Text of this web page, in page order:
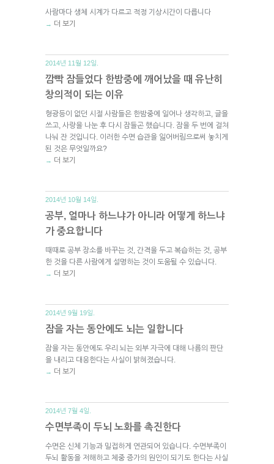
사람마다 생체 시계가 다르고 적정 기상시간이 다릅니다
→ 더 보기
2014년 11월 12일.
깜빡 잠들었다 한밤중에 깨어났을 때 유난히
창의적이 되는 이유
형광등이 없던 시절 사람들은 한밤중에 일어나 생각하고, 글을
쓰고, 사랑을 나눈 후 다시 잠들곤 했습니다. 잠을 두 번에 걸쳐
나눠 잔 것입니다. 이러한 수면 습관을 잃어버림으로써 놓치게
된 것은 무엇일까요?
→ 더 보기
2014년 10월 14일.
공부, 얼마나 하느냐가 아니라 어떻게 하느냐
가 중요합니다
때때로 공부 장소를 바꾸는 것, 간격을 두고 복습하는 것, 공부
한 것을 다른 사람에게 설명하는 것이 도움될 수 있습니다.
→ 더 보기
2014년 9월 19일.
잠을 자는 동안에도 뇌는 일합니다
잠을 자는 동안에도 우리 뇌는 외부 자극에 대해 나름의 판단
을 내리고 대응한다는 사실이 밝혀졌습니다.
→ 더 보기
2014년 7월 4일.
수면부족이 두뇌 노화를 촉진한다
수면은 신체 기능과 밀접하게 연관되어 있습니다. 수면부족이
두뇌 활동을 저해하고 체중 증가의 원인이 되기도 한다는 사실